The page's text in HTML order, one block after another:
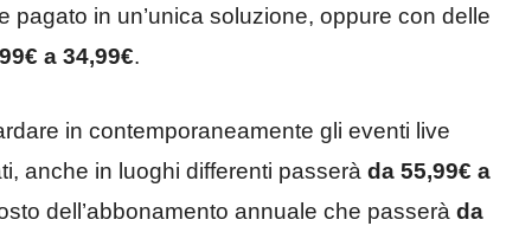
pagato in un’unica soluzione, oppure con delle
a 34,99€.
in contemporaneamente gli eventi live
anche in luoghi differenti passerà da 55,99€ a
dell’abbonamento annuale che passerà da